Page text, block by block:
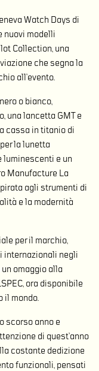
Watch Days di
nuovi modelli
Collection, una
che segna la
all’evento.
o bianco,
una lancetta GMT e
cassa in titanio di
la lunetta
luminescenti e un
Manufacture La
agli strumenti di
e la modernità
per il marchio,
internazionali negli
omaggio alla
ora disponibile
il mondo.
scorso anno e
di quest’anno
costante dedizione
funzionali, pensati